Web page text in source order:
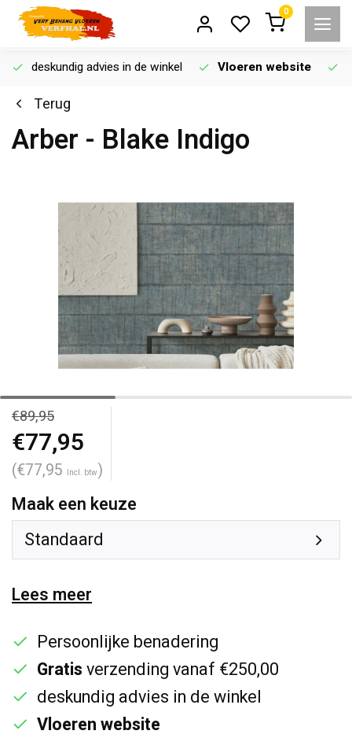
0
deskundig advies in de winkel Vloeren website
Terug
Arber - Blake Indigo
€89,95
€77,95
(€77,95 Incl. btw)
Maak een keuze
Standaard
Lees meer
Persoonlijke benadering
Gratisverzending vanaf €250,00
deskundig advies in de winkel
Vloeren website